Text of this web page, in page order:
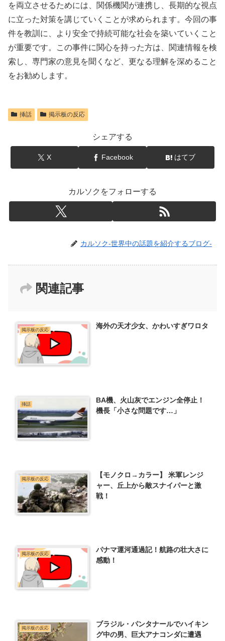
を両立させるためには、関係機関が連携し、長期的な視点
に立った対策を講じていくことが求められます。今回の事
件を教訓に、より安全で持続可能な社会を築いていくこと
が重要です。この事件に関心を持った方は、関連情報を検
索し、専門家の意見を聞くなど、更なる理解を深めること
をお勧めします。
挿話 掲示板の反応
シェアする
X Facebook はてブ
カルソクをフォローする
カルソク-世界中の話題を紹介するブログ-
関連記事
掲示板の反応 海外の天才少女、かわいすぎワロタ
挿話
BA機、火山灰でエンジン全停止！
機長「小さな問題です…」
掲示板の反応
【モノクロ→カラー】 米軍レンジ
ャー、丘上から敵スナイパーと激
戦！
掲示板の反応
パナマ運河通過記！航路の壮大さに
感動！
掲示板の反応
ブラジル・パンタナールでハイキン
グ中の男、巨大アナコンダに遭遇